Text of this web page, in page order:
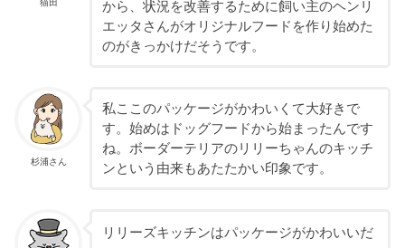
猫田
から、状況を改善するために飼い主のヘンリ
エッタさんがオリジナルフードを作り始めた
のがきっかけだそうです。
杉浦さん
私ここのパッケージがかわいくて大好きで
す。始めはドッグフードから始まったんです
ね。ボーダーテリアのリリーちゃんのキッチ
ンという由来もあたたかい印象です。
リリーズキッチンはパッケージがかわいいだ